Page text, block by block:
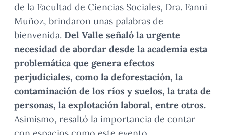
de la Facultad de Ciencias Sociales, Dra. Fanni
Muñoz, brindaron unas palabras de
bienvenida. Del Valle señaló la urgente
necesidad de abordar desde la academia esta
problemática que genera efectos
perjudiciales, como la deforestación, la
contaminación de los ríos y suelos, la trata de
personas, la explotación laboral, entre otros.
Asimismo, resaltó la importancia de contar